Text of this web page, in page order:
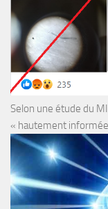
Selon une étude du
« hautement